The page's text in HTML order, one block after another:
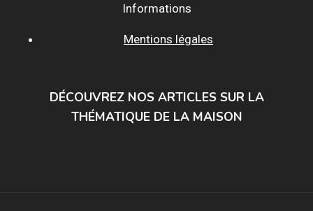
Informations
Mentions légales
DÉCOUVREZ NOS ARTICLES SUR LA
THÉMATIQUE DE LA MAISON